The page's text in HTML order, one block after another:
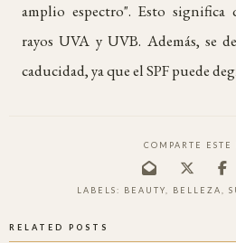
amplio espectro". Esto
rayos UVA y UVB. Además, se
caducidad, ya que el SPF puede
COMPARTE ESTE
LABELS: BEAUTY BELLEZA
RELATED POSTS